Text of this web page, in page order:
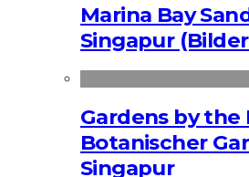
Marina Bay
Singapur
Gardens by the
Botanischer
Singapur